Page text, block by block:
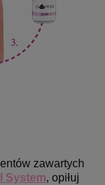
zawartych
System, opiłuj